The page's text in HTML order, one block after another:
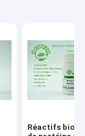
Réactifs